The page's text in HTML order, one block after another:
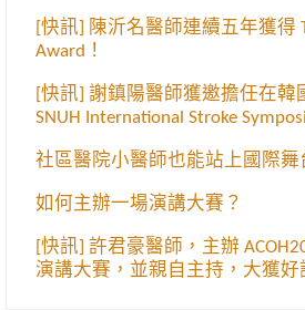
[快訊] 陳沂名醫師連續五年獲得
Award！
[快訊] 謝鎮陽醫師獲邀擔任在韓
SNUH International Stroke
社區醫院小醫師也能站上國際舞
如何主辦一場演講大賽？
[快訊] 許君豪醫師，主辦
演講大賽，並親自主持，大獲好